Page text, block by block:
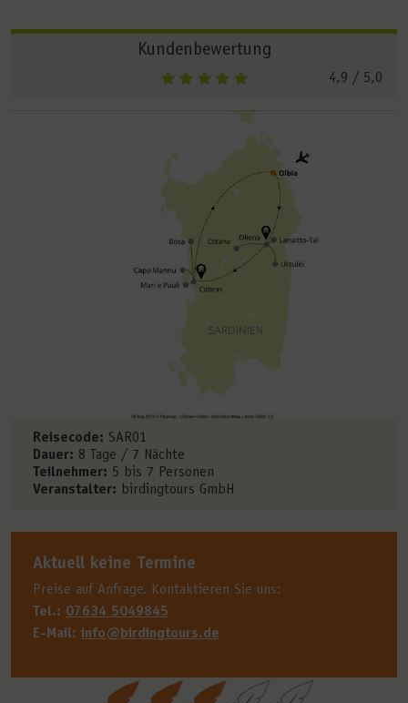
Kundenbewertung
4,9 / 5,0
Reisecode: SAR01
Dauer: 8 Tage / 7 Nächte
Teilnehmer: 5 bis 7 Personen
Veranstalter: birdingtours GmbH
Aktuell keine Termine
Preise auf Anfrage. Kontaktieren Sie uns:
Tel.: 07634 5049845
E-Mail: info@birdingtours.de